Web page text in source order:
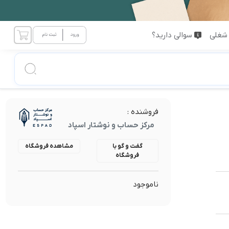
سوالی دارید؟
فروشنده :
مرکز حساب و نوشتار اسپاد
گفت و گو با
فروشگاه
مشاهده فروشگاه
ناموجود